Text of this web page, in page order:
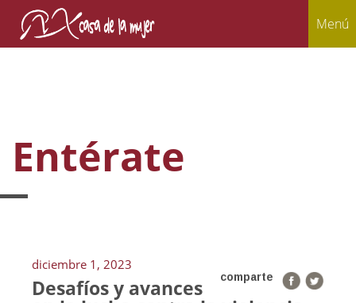
Menú
Entérate
diciembre 1, 2023
comparte
Desafíos y avances